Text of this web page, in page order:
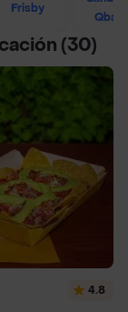
Frisby
(30)
4.8